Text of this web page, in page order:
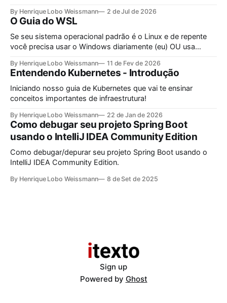
By Henrique Lobo Weissmann 2 de Jul de 2026
O Guia do WSL
Se seu sistema operacional padrão é o Linux e de repente
você precisa usar o Windows diariamente (eu) OU usa
ambiente de desenvolvimento, este guia é pra você.
By Henrique Lobo Weissmann 11 de Fev de 2026
Entendendo Kubernetes - Introdução
Iniciando nosso guia de Kubernetes que vai te ensinar
conceitos importantes de infraestrutura!
By Henrique Lobo Weissmann 22 de Jan de 2026
Como debugar seu projeto Spring Boot
usando o IntelliJ IDEA Community Edition
Como debugar/depurar seu projeto Spring Boot usando o
IntelliJ IDEA Community Edition.
By Henrique Lobo Weissmann 8 de Set de 2025
Sign up
Powered by Ghost